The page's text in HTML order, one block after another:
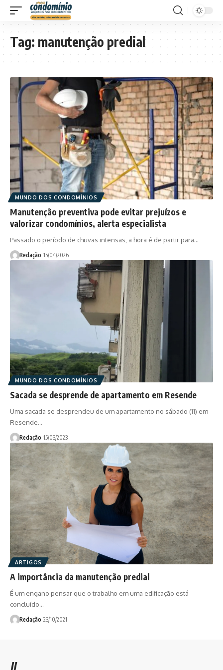
Tag: manutenção predial
MUNDO DOS CONDOMÍNIOS
Manutenção preventiva pode evitar prejuízos e
valorizar condomínios, alerta especialista
Passado o período de chuvas intensas, a hora é de partir para…
Redação 15/04/2026
MUNDO DOS CONDOMÍNIOS
Sacada se desprende de apartamento em Resende
Uma sacada se desprendeu de um apartamento no sábado (11) em
Resende…
Redação 15/03/2023
ARTIGOS
A importância da manutenção predial
É um engano pensar que o trabalho em uma edificação está
concluído…
Redação 23/10/2021